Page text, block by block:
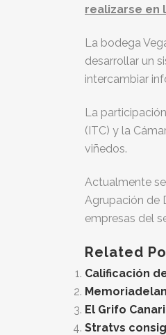
realizarse en
La bodega
desarrollar un
intercambiar
La
(ITC) y la
viñedos.
Actualmente
Agrupación de
empresas del
Related
Calificación
El Grifo
Stratvs